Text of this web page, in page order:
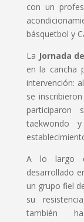
con un
básquetbol y
La Jornada
en la cancha
intervención:
se
participaron
taekwondo
A lo largo
desarrollado
un grupo fiel
su
también